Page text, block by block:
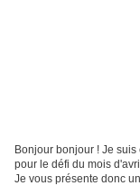
Bonjour bonjour ! Je
pour le défi du mois
Je vous présente donc